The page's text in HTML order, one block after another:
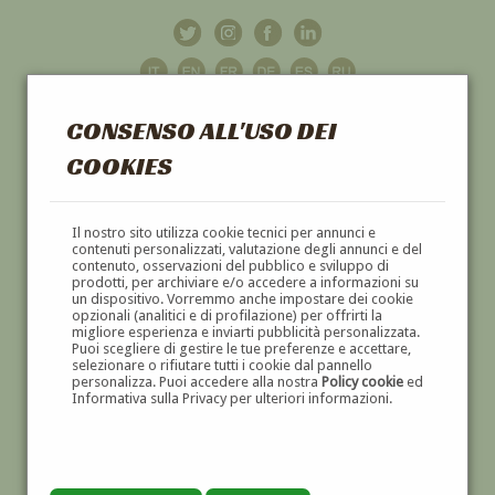
CONSENSO ALL'USO DEI
COOKIES
Il nostro sito utilizza cookie tecnici per annunci e
contenuti personalizzati, valutazione degli annunci e del
contenuto, osservazioni del pubblico e sviluppo di
prodotti, per archiviare e/o accedere a informazioni su
un dispositivo. Vorremmo anche impostare dei cookie
opzionali (analitici e di profilazione) per offrirti la
migliore esperienza e inviarti pubblicità personalizzata.
Puoi scegliere di gestire le tue preferenze e accettare,
selezionare o rifiutare tutti i cookie dal pannello
personalizza. Puoi accedere alla nostra Policy cookieed
Informativa sulla Privacy per ulteriori informazioni.
GALLERIAD'ARTE
DIPINTI E SCULTURE '800 E '900